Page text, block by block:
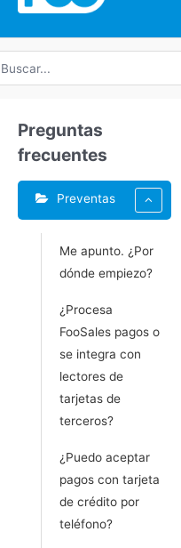
Preguntas
frecuentes
Preventas
Me apunto. ¿Por
dónde empiezo?
¿Procesa
FooSales pagos o
se integra con
lectores de
tarjetas de
terceros?
¿Puedo aceptar
pagos con tarjeta
de crédito por
teléfono?